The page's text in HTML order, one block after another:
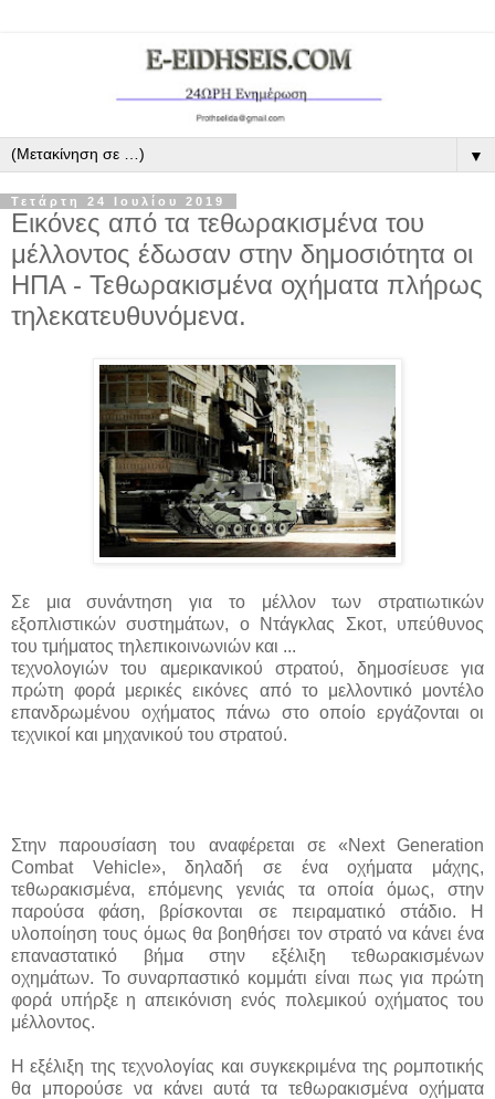
▼
Τετάρτη 24 Ιουλίου 2019
Εικόνες από τα τεθωρακισμένα του
μέλλοντος έδωσαν στην δημοσιότητα οι
ΗΠΑ - Τεθωρακισμένα οχήματα πλήρως
τηλεκατευθυνόμενα.
Σε μια συνάντηση για το μέλλον των στρατιωτικών
εξοπλιστικών συστημάτων, ο Ντάγκλας Σκοτ, υπεύθυνος
του τμήματος τηλεπικοινωνιών και ...
τεχνολογιών του αμερικανικού στρατού, δημοσίευσε για
πρώτη φορά μερικές εικόνες από το μελλοντικό μοντέλο
επανδρωμένου οχήματος πάνω στο οποίο εργάζονται οι
τεχνικοί και μηχανικού του στρατού.
Στην παρουσίαση του αναφέρεται σε «Next Generation
Combat Vehicle», δηλαδή σε ένα οχήματα μάχης,
τεθωρακισμένα, επόμενης γενιάς τα οποία όμως, στην
παρούσα φάση, βρίσκονται σε πειραματικό στάδιο. Η
υλοποίηση τους όμως θα βοηθήσει τον στρατό να κάνει ένα
επαναστατικό βήμα στην εξέλιξη τεθωρακισμένων
οχημάτων. Το συναρπαστικό κομμάτι είναι πως για πρώτη
φορά υπήρξε η απεικόνιση ενός πολεμικού οχήματος του
μέλλοντος.
Η εξέλιξη της τεχνολογίας και συγκεκριμένα της ρομποτικής
θα μπορούσε να κάνει αυτά τα τεθωρακισμένα οχήματα